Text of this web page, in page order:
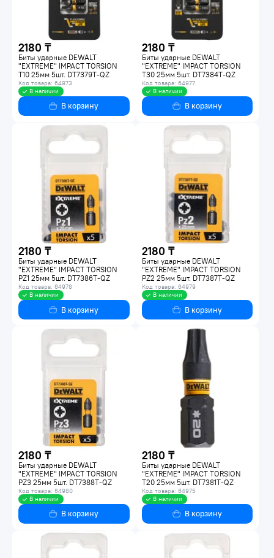
2180 ₸
Биты ударные DEWALT
"EXTREME" IMPACT TORSION
Т10 25мм 5шт. DT7379T-QZ
Код товара: 64973
В наличии
В корзину
2180 ₸
Биты ударные DEWALT
"EXTREME" IMPACT TORSION
T30 25мм 5шт. DT7384T-QZ
Код товара: 64977
В наличии
В корзину
2180 ₸
Биты ударные DEWALT
"EXTREME" IMPACT TORSION
PZ1 25мм 5шт. DT7386T-QZ
Код товара: 64978
В наличии
В корзину
2180 ₸
Биты ударные DEWALT
"EXTREME" IMPACT TORSION
PZ2 25мм 5шт. DT7387T-QZ
Код товара: 64979
В наличии
В корзину
2180 ₸
Биты ударные DEWALT
"EXTREME" IMPACT TORSION
PZ3 25мм 5шт. DT7388T-QZ
Код товара: 64980
В наличии
В корзину
2180 ₸
Биты ударные DEWALT
"EXTREME" IMPACT TORSION
T20 25мм 5шт. DT7381T-QZ
Код товара: 64975
В наличии
В корзину